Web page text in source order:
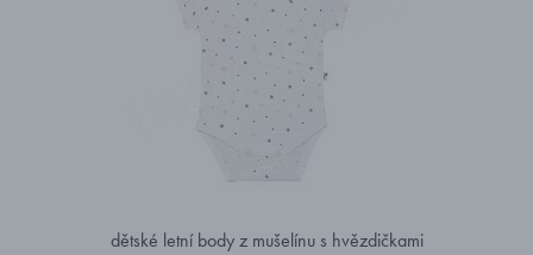
dětské letní body z mušelínu s hvězdičkami